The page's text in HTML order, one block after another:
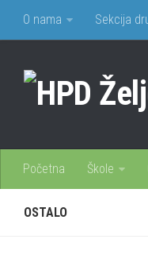
O nama Sekcija
Početna Škole
OSTALO